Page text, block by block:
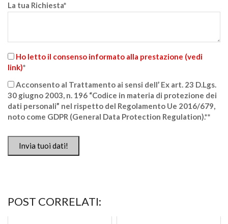
La tua Richiesta*
Ho letto il consenso informato alla prestazione (vedi
link)*
Acconsento al Trattamento ai sensi dell’ Ex art. 23 D.Lgs.
30 giugno 2003, n. 196 “Codice in materia di protezione dei
dati personali” nel rispetto del Regolamento Ue 2016/679,
noto come GDPR (General Data Protection Regulation).**
Invia tuoi dati!
POST CORRELATI: